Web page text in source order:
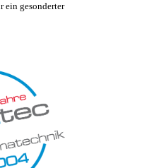
ein gesonderter